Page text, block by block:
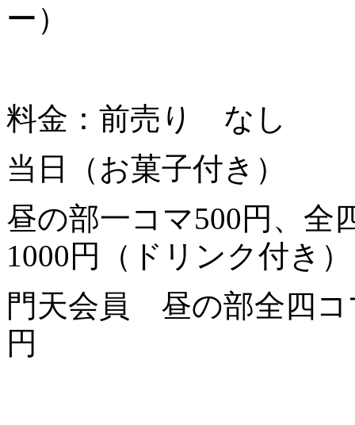
ー）
料金：前売り なし
当日（お菓子付き）
昼の部一コマ500円、
1000円（ドリンク付き）
門天会員 昼の部全四
円